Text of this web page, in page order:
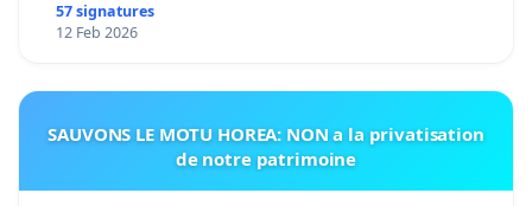
57 signatures
12 Feb 2026
SAUVONS LE MOTU HOREA: NON a la privatisation
de notre patrimoine